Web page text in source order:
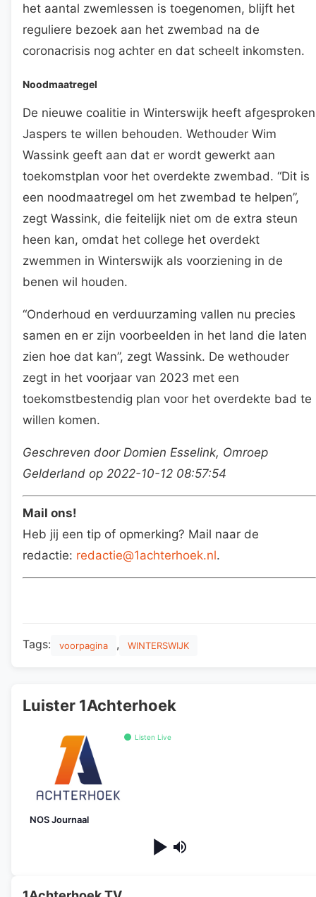
het aantal zwemlessen is toegenomen, blijft het
reguliere bezoek aan het zwembad na de
coronacrisis nog achter en dat scheelt inkomsten.
Noodmaatregel
De nieuwe coalitie in Winterswijk heeft afgesproken
Jaspers te willen behouden. Wethouder Wim
Wassink geeft aan dat er wordt gewerkt aan
toekomstplan voor het overdekte zwembad. “Dit is
een noodmaatregel om het zwembad te helpen”,
zegt Wassink, die feitelijk niet om de extra steun
heen kan, omdat het college het overdekt
zwemmen in Winterswijk als voorziening in de
benen wil houden.
“Onderhoud en verduurzaming vallen nu precies
samen en er zijn voorbeelden in het land die laten
zien hoe dat kan”, zegt Wassink. De wethouder
zegt in het voorjaar van 2023 met een
toekomstbestendig plan voor het overdekte bad te
willen komen.
Geschreven door Domien Esselink, Omroep
Gelderland op 2022-10-12 08:57:54
Mail ons!
Heb jij een tip of opmerking? Mail naar de
redactie: redactie@1achterhoek.nl.
Tags: voorpagina , WINTERSWIJK
Luister 1Achterhoek
Listen Live
NOS Journaal